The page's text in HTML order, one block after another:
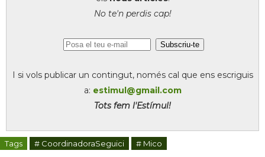
No te'n perdis cap!
I si vols publicar un contingut, només cal que ens escriguis
a: estimul@gmail.com
Tots fem l'Estímul!
Tags # CoordinadoraSeguici # Mico